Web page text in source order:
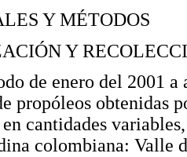
Y MÉTODOS
Y
de enero del 2001
propóleos obtenidas
cantidades
colombiana: Valle